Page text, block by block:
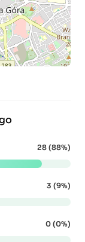
28 (88%)
3 (9%)
0 (0%)